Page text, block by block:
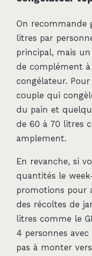
On recommande
litres par
principal, mais
de complément
congélateur.
couple qui
du pain et
de 60 à 70 litres
amplement.
En revanche, si
quantités le
promotions pour
des récoltes de
litres comme le
4 personnes
pas à monter